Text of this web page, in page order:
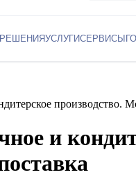
УСЛУГИСЕРВИСЫ
производство.
и